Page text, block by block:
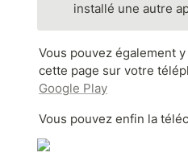
installé une autre
Vous pouvez également
cette page sur votre
Google Play
Vous pouvez enfin la